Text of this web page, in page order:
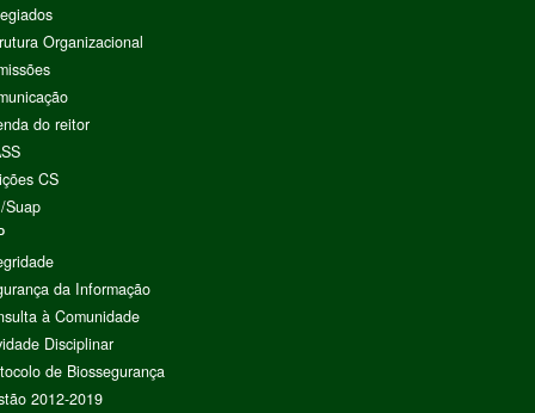
Organizacional
do reitor
CS
Suap
da Informação
à Comunidade
Disciplinar
de Biossegurança
2012-2019